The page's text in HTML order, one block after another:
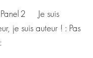
2 Je suis
je suis auteur ! : Pas